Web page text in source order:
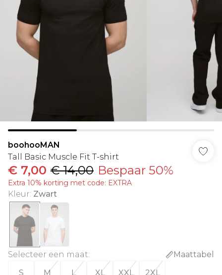
boohooMAN
Tall Basic Muscle Fit T-shirt
€ 7,00 € 14,00 Bespaar 50%
Extra 10% korting met code: EXTRA
Kleur: Zwart
Selecteer een maat:
Maattabel
S
M L XL XXL 2XL